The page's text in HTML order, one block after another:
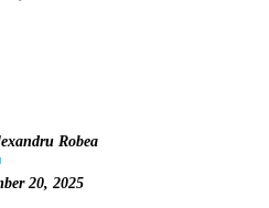
Robea
20, 2025